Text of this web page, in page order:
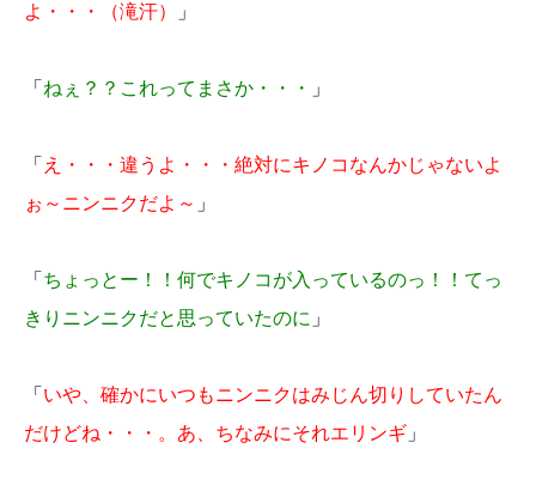
よ・・・（滝汗）
」
「 ねぇ？？これってまさか・・・ 」
「 え・・・違うよ・・・絶対にキノコなんかじゃないよ
ぉ～ニンニクだよ～ 」
「 ちょっとー！！何でキノコが入っているのっ！！てっ
きりニンニクだと思っていたのに 」
「 いや、確かにいつもニンニクはみじん切りしていたん
だけどね・・・。あ、ちなみにそれエリンギ 」